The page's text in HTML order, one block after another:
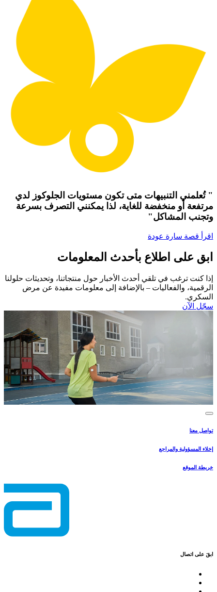
" تُعلمني التنبيهات متى تكون مستويات الجلوكوز لدي
مرتفعة أو منخفضة للغاية، لذا يمكنني التصرف بسرعة
وتجنب المشاكل"
اقرأ قصة سارة عودة
ابق على اطلاع بأحدث المعلومات
إذا كنت ترغب في تلقي أحدث الأخبار حول منتجاتنا، وتحديثات حلولنا
الرقمية، والفعاليات – بالإضافة إلى معلومات مفيدة عن مرض
السكري.​
سجّل الآن​
تواصل معنا
إخلاء المسؤولية والمراجع
خريطة الموقع
ابقَ على اتصال